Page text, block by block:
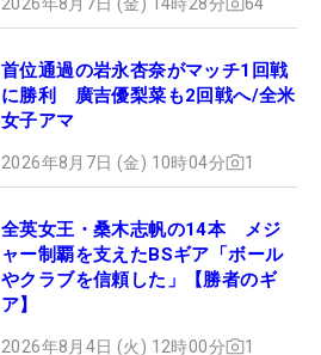
首位通過の岩永杏奈がマッチ1回戦
に勝利 廣吉優梨菜も2回戦へ/全米
女子アマ
2026年8月7日 (金) 10時04分 1
全英女王・桑木志帆の14本 メジ
ャー制覇を支えたBSギア「ボール
やクラブを信頼した」【勝者のギ
ア】
2026年8月4日 (火) 12時00分 1